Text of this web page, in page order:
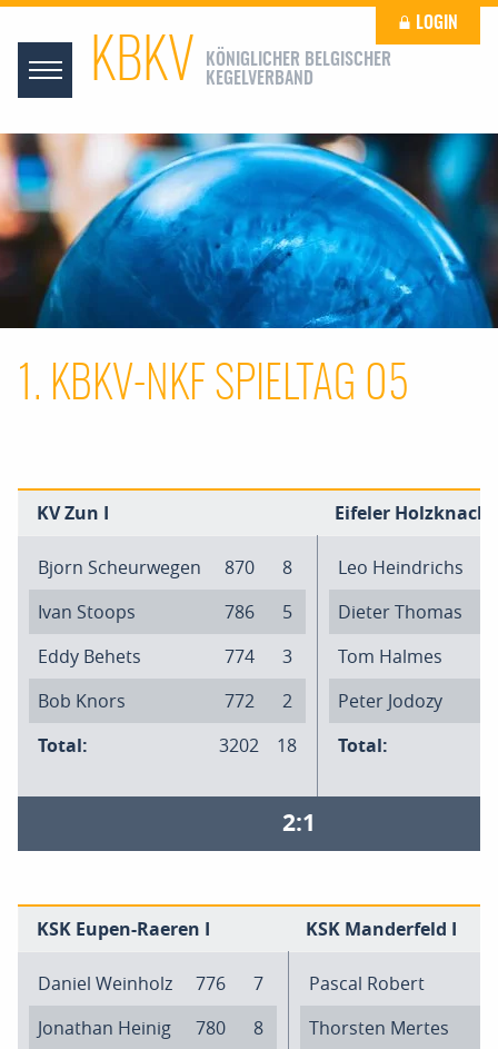
KBKV
KÖNIGLICHER BELGISCHER
KEGELVERBAND
LOGIN
1. KBKV-NKF SPIELTAG 05
KV Zun I Eifeler
Bjorn Scheurwegen 870
8
Ivan Stoops
786
5
Eddy Behets
774
3
Bob Knors
772
2
Total:
3202 18
Leo Heindrichs
Dieter Thomas
Tom Halmes
Peter Jodozy
Total:
2:1
KSK Eupen-Raeren I KSK Manderfeld I
Daniel Weinholz 776
7
Jonathan Heinig
780
8
Pascal Robert
Thorsten Mertes